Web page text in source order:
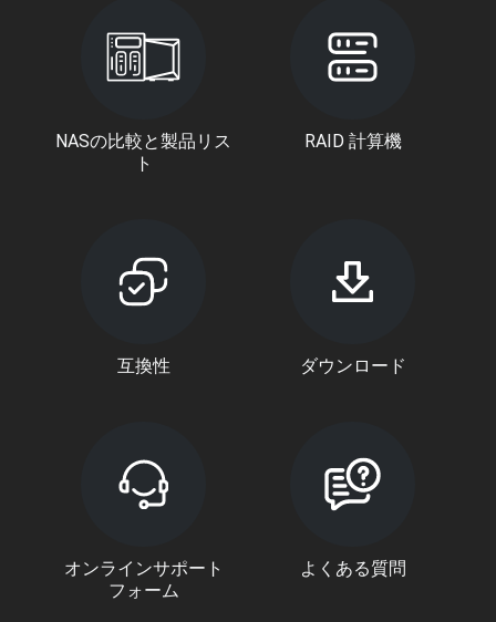
NASの比較と製品リス
ト
RAID 計算機
互換性 ダウンロード
オンラインサポート
フォーム
よくある質問